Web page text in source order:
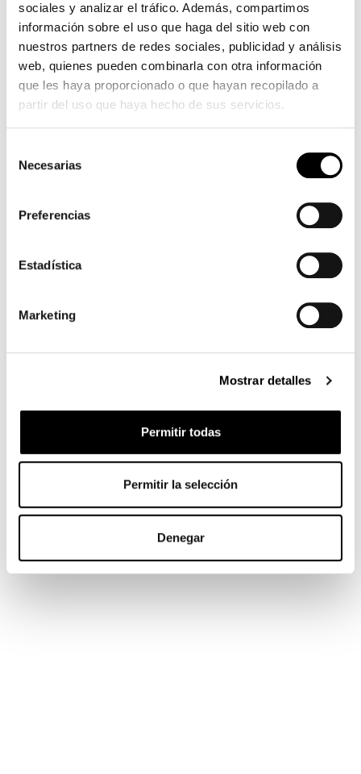
sociales y analizar el tráfico. Además, compartimos
información sobre el uso que haga del sitio web con
nuestros partners de redes sociales, publicidad y análisis
web, quienes pueden combinarla con otra información
que les haya proporcionado o que hayan recopilado a
partir del uso que haya hecho de sus servicios.
Necesarias
Preferencias
Estadística
Marketing
Mostrar detalles
Permitir todas
Permitir la selección
Denegar